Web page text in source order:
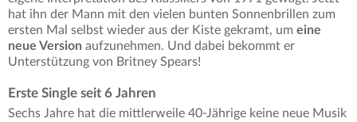
hat ihn der Mann mit den vielen bunten Sonnenbrillen zum
ersten Mal selbst wieder aus der Kiste gekramt, um eine
neue Version aufzunehmen. Und dabei bekommt er
Unterstützung von Britney Spears!
Erste Single seit 6 Jahren
Sechs Jahre hat die mittlerweile 40-Jährige keine neue Musik